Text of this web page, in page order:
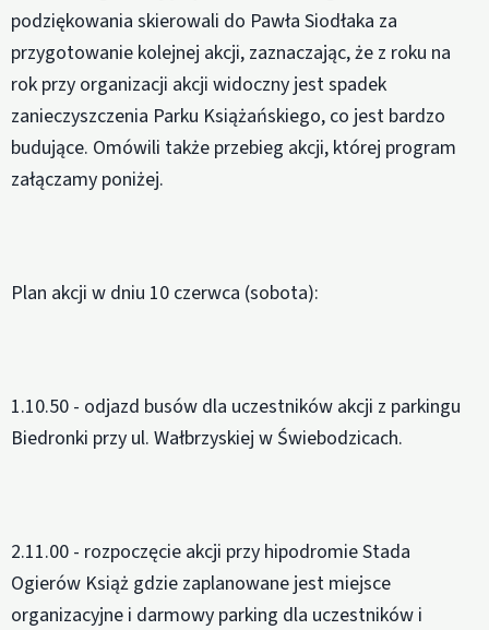
podziękowania skierowali do Pawła Siodłaka za
przygotowanie kolejnej akcji, zaznaczając, że z roku na
rok przy organizacji akcji widoczny jest spadek
zanieczyszczenia Parku Książańskiego, co jest bardzo
budujące. Omówili także przebieg akcji, której program
załączamy poniżej.
Plan akcji w dniu 10 czerwca (sobota):
1.10.50 - odjazd busów dla uczestników akcji z parkingu
Biedronki przy ul. Wałbrzyskiej w Świebodzicach.
2.11.00 - rozpoczęcie akcji przy hipodromie Stada
Ogierów Książ gdzie zaplanowane jest miejsce
organizacyjne i darmowy parking dla uczestników i